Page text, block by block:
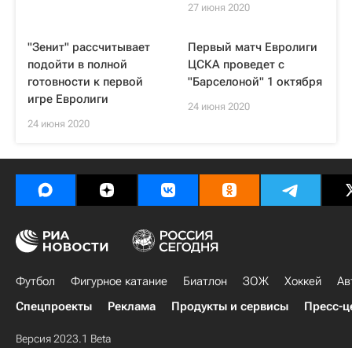
27 июня 2020
"Зенит" рассчитывает
подойти в полной
готовности к первой
игре Евролиги
24 июня 2020
Первый матч Евролиги
ЦСКА проведет с
"Барселоной" 1 октября
24 июня 2020
Футбол Фигурное катание Биатлон ЗОЖ Хоккей
Спецпроекты
Реклама Продукты и сервисы Пресс-
Версия 2023.1 Beta